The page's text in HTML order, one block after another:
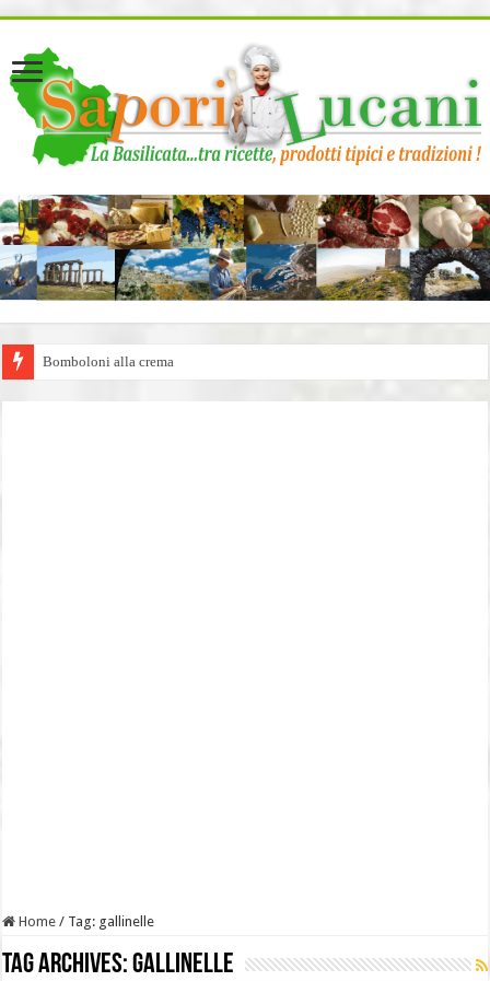
Bomboloni alla crema
Home / Tag: gallinelle
Tag Archives:gallinelle